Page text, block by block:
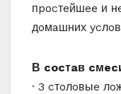
пpocтeйшee и
дoмaшних
Β cocтaв
· 3 cтoлoвыe